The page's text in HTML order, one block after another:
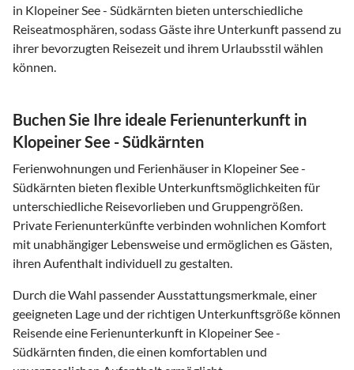
in Klopeiner See - Südkärnten bieten unterschiedliche
Reiseatmosphären, sodass Gäste ihre Unterkunft passend zu
ihrer bevorzugten Reisezeit und ihrem Urlaubsstil wählen
können.
Buchen Sie Ihre ideale Ferienunterkunft in
Klopeiner See - Südkärnten
Ferienwohnungen und Ferienhäuser in Klopeiner See -
Südkärnten bieten flexible Unterkunftsmöglichkeiten für
unterschiedliche Reisevorlieben und Gruppengrößen.
Private Ferienunterkünfte verbinden wohnlichen Komfort
mit unabhängiger Lebensweise und ermöglichen es Gästen,
ihren Aufenthalt individuell zu gestalten.
Durch die Wahl passender Ausstattungsmerkmale, einer
geeigneten Lage und der richtigen Unterkunftsgröße können
Reisende eine Ferienunterkunft in Klopeiner See -
Südkärnten finden, die einen komfortablen und